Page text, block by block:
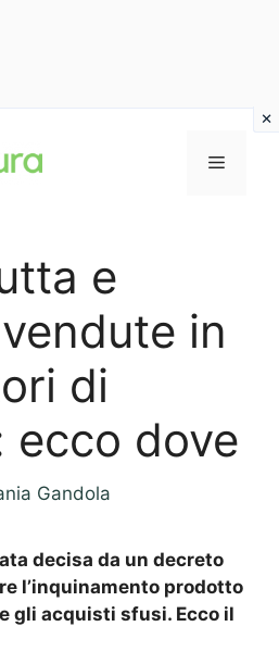
MENU
e
in
di
ecco dove
Gandola
decisa da un decreto
l’inquinamento prodotto
gli acquisti sfusi. Ecco il